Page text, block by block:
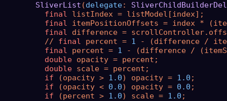
SliverList (delegate:
final listIndex = listModel[index];
final itemPositionOffsets = index *
final difference =
//
final percent = 1 - (difference /
final percent = 1 - (difference /
double opacity = percent;
double scale = percent;
if (opacity > 1.0) opacity = 1.0 ;
if (opacity < 0.0) opacity = 0.0 ;
if (percent > 1.0) scale = 1.0 ;